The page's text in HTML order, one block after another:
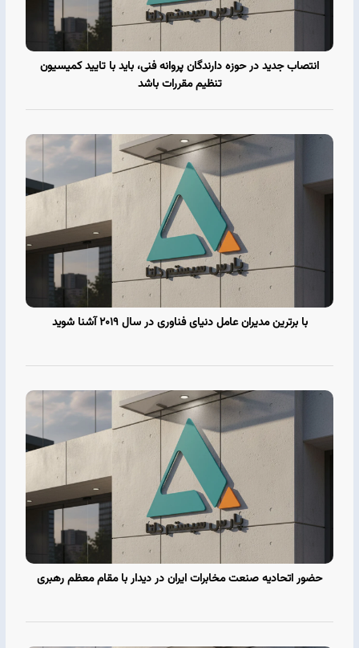
انتصاب جدید در حوزه دارندگان پروانه فنی، باید با تایید کمیسیون
تنظیم مقررات باشد
با برترین مدیران عامل‌ دنیای فناوری در سال ۲۰۱۹ آشنا شوید
حضور اتحادیه صنعت مخابرات ایران در دیدار با مقام معظم رهبری